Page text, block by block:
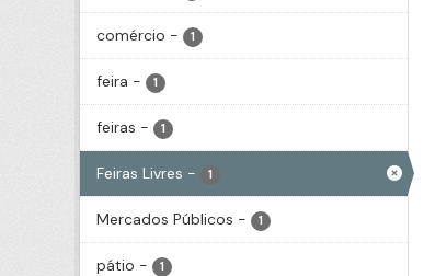
comércio - 1
feira - 1
feiras - 1
Feiras Livres - 1
Mercados Públicos - 1
pátio - 1